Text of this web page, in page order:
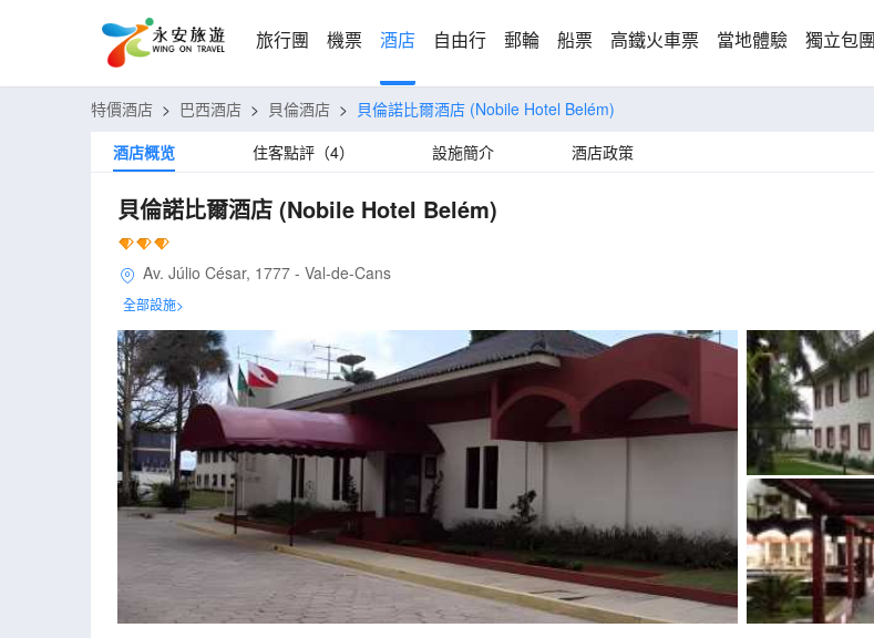
旅行團 機票 酒店 自由行 郵輪 船票 高鐵火車票 當地體驗 獨立包團
特價酒店 > 巴西酒店 > 貝倫酒店 > 貝倫諾比爾酒店 (Nobile Hotel Belém)
酒店概览
住客點評（4） 設施簡介 酒店政策
貝倫諾比爾酒店 (Nobile Hotel Belém)
Av. Júlio César, 1777 - Val-de-Cans
全部設施>